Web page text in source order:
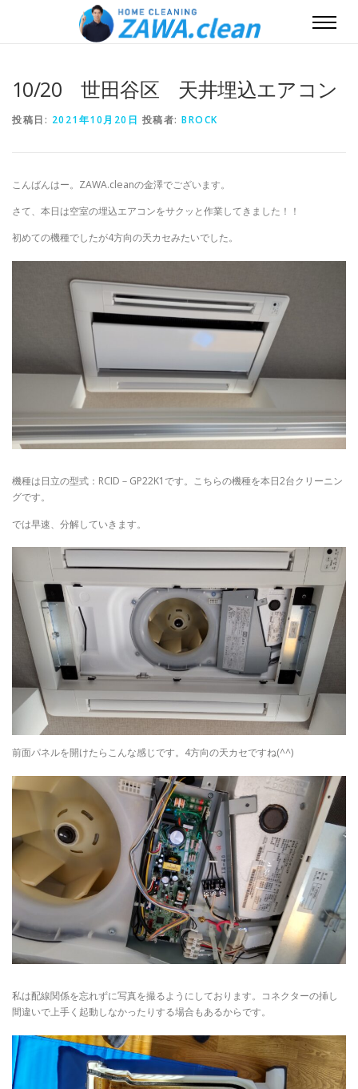
10/20 世田谷区 天井埋込エアコン
投稿日: 2021年10月20日 投稿者: BROCK
こんばんはー。ZAWA.cleanの金澤でございます。
さて、本日は空室の埋込エアコンをサクッと作業してきました！！
初めての機種でしたが4方向の天カセみたいでした。
機種は日立の型式：RCID－GP22K1です。こちらの機種を本日2台クリーニン
グです。
では早速、分解していきます。
前面パネルを開けたらこんな感じです。4方向の天カセですね(^^)
私は配線関係を忘れずに写真を撮るようにしております。コネクターの挿し
間違いで上手く起動しなかったりする場合もあるからです。